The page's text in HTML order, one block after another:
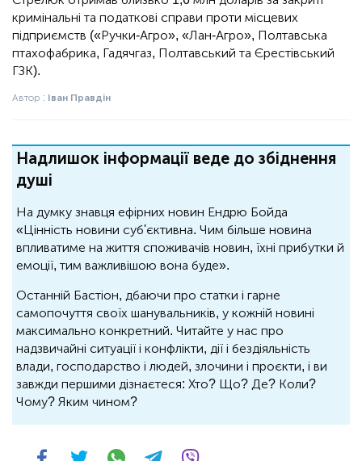
кримінальні та податкові справи проти місцевих
підприємств («Ручки-Агро», «Лан-Агро», Полтавська
птахофабрика, Гадячгаз, Полтавський та Єрестівський
ГЗК).
Автор : Іван Правдін
Надлишок інформації веде до збіднення
душі
На думку знавця ефірних новин Ендрю Бойда
«Цінність новини суб'єктивна. Чим більше новина
впливатиме на життя споживачів новин, їхні прибутки й
емоції, тим важливішою вона буде».
Останній Бастіон, дбаючи про статки і гарне
самопочуття своїх шанувальників, у кожній новині
максимально конкретний. Читайте у нас про
надзвичайні ситуації і конфлікти, дії і бездіяльність
влади, господарство і людей, злочини і проєкти, і ви
завжди першими дізнаєтеся: Хто? Що? Де? Коли?
Чому? Яким чином?